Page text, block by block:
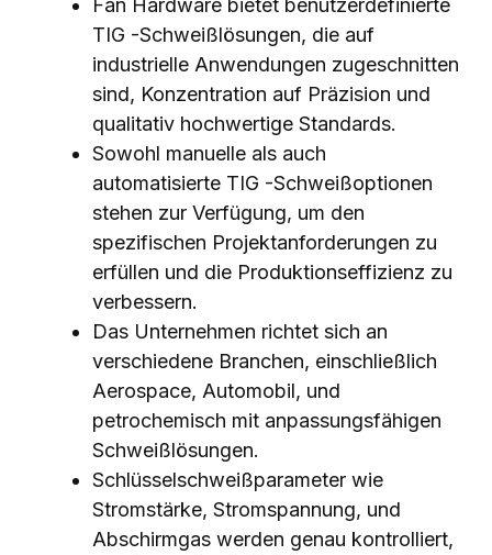
Fan Hardware bietet benutzerdefinierte
TIG -Schweißlösungen, die auf
industrielle Anwendungen zugeschnitten
sind, Konzentration auf Präzision und
qualitativ hochwertige Standards.
Sowohl manuelle als auch
automatisierte TIG -Schweißoptionen
stehen zur Verfügung, um den
spezifischen Projektanforderungen zu
erfüllen und die Produktionseffizienz zu
verbessern.
Das Unternehmen richtet sich an
verschiedene Branchen, einschließlich
Aerospace, Automobil, und
petrochemisch mit anpassungsfähigen
Schweißlösungen.
Schlüsselschweißparameter wie
Stromstärke, Stromspannung, und
Abschirmgas werden genau kontrolliert,